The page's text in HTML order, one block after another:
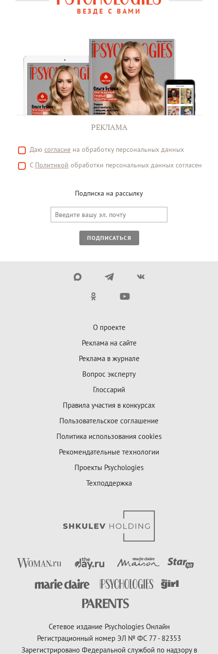
ВЕЗДЕ С ВАМИ
РЕКЛАМА
Даю согласие на обработку персональных данных
С Политикой обработки персональных данных согласен
Подписка на рассылку
ПОДПИСАТЬСЯ
О проекте
Реклама на сайте
Реклама в журнале
Вопрос эксперту
Глоссарий
Правила участия в конкурсах
Пользовательское соглашение
Политика использования cookies
Рекомендательные технологии
Проекты Psychologies
Техподдержка
Сетевое издание Psychologies Онлайн
Регистрационный номер ЭЛ № ФС 77 - 82353
Зарегистрировано Федеральной службой по надзору в